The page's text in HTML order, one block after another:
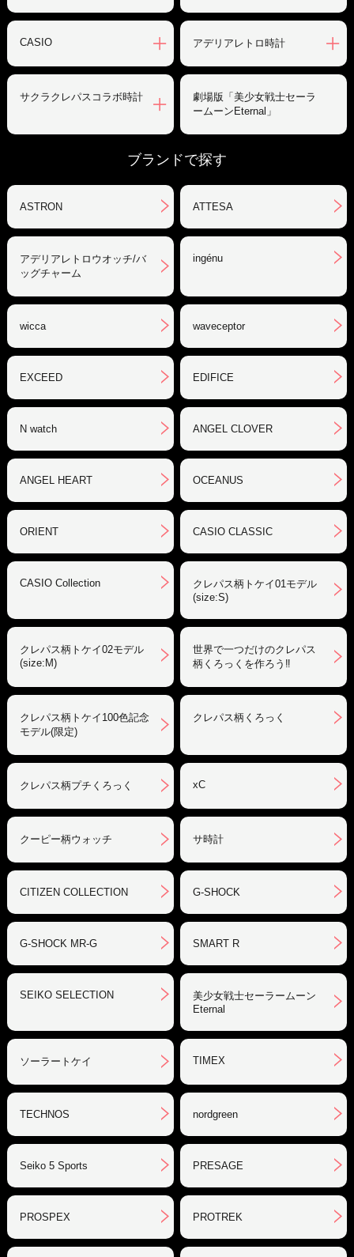
CASIO アデリアレトロ時計
サクラクレパスコラボ時計
劇場版「美少女戦士セーラ
ームーンEternal」
ブランドで探す
ASTRON ATTESA
アデリアレトロウオッチ/バ
ッグチャーム
ingénu
wicca waveceptor
EXCEED EDIFICE
N watch ANGEL CLOVER
ANGEL HEART OCEANUS
ORIENT CASIO CLASSIC
CASIO Collection
クレパス柄トケイ01モデル
(size:S)
クレパス柄トケイ02モデル
(size:M)
世界で一つだけのクレパス
柄くろっくを作ろう‼︎
クレパス柄トケイ100色記念
モデル(限定)
クレパス柄くろっく
クレパス柄プチくろっく xC
クーピー柄ウォッチ サ時計
CITIZEN COLLECTION G-SHOCK
G-SHOCK MR-G SMART R
SEIKO SELECTION
美少女戦士セーラームーン
Eternal
ソーラートケイ TIMEX
TECHNOS nordgreen
Seiko 5 Sports PRESAGE
PROSPEX PROTREK